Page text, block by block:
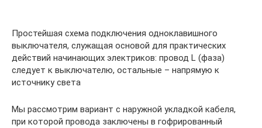
Простейшая схема подключения одноклавишного
выключателя, служащая основой для практических
действий начинающих электриков: провод L (фаза)
следует к выключателю, остальные – напрямую к
источнику света
Мы рассмотрим вариант с наружной укладкой кабеля,
при которой провода заключены в гофрированный